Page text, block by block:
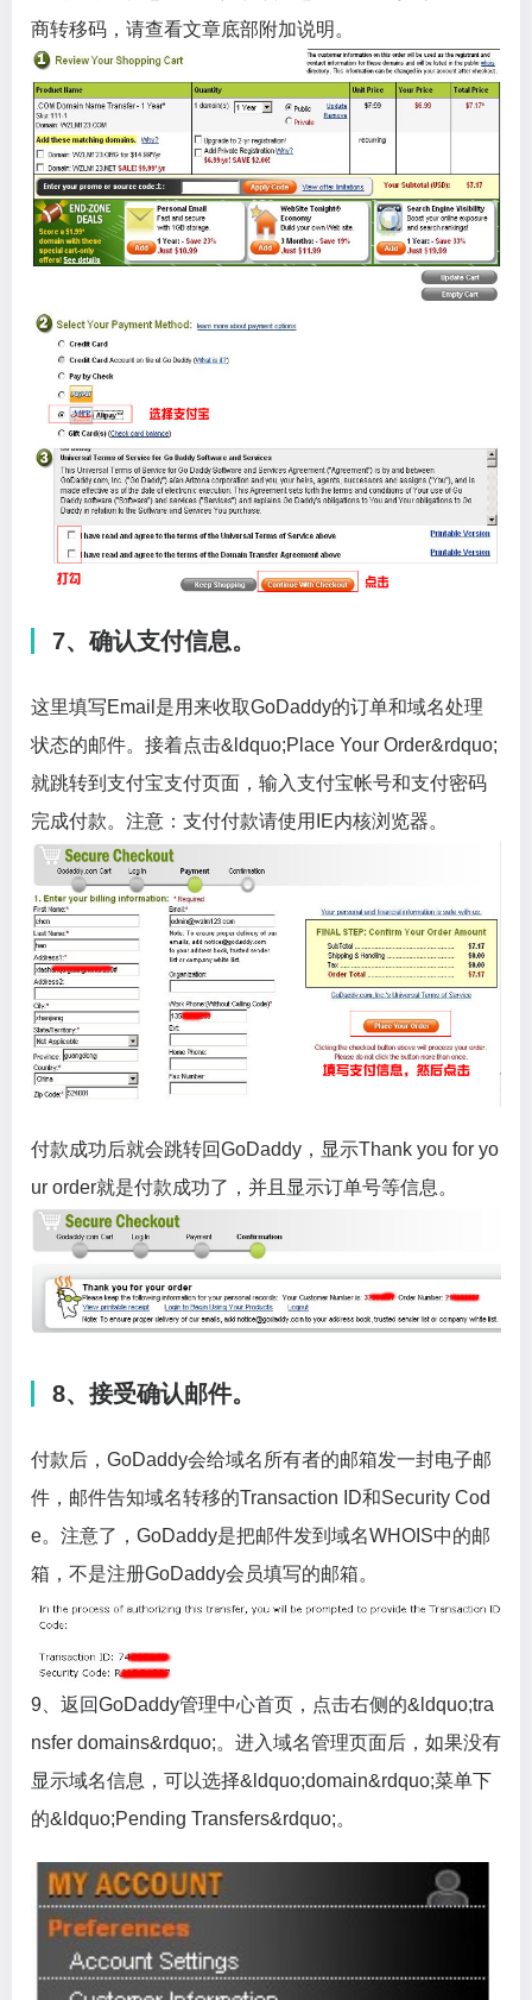
商转移码，请查看文章底部附加说明。
7、确认支付信息。
这里填写Email是用来收取GoDaddy的订单和域名处理
状态的邮件。接着点击&ldquo;Place Your Order&rdquo;
就跳转到支付宝支付页面，输入支付宝帐号和支付密码
完成付款。注意：支付付款请使用IE内核浏览器。
付款成功后就会跳转回GoDaddy，显示Thank you for yo
ur order就是付款成功了，并且显示订单号等信息。
8、接受确认邮件。
付款后，GoDaddy会给域名所有者的邮箱发一封电子邮
件，邮件告知域名转移的Transaction ID和Security Cod
e。注意了，GoDaddy是把邮件发到域名WHOIS中的邮
箱，不是注册GoDaddy会员填写的邮箱。
9、返回GoDaddy管理中心首页，点击右侧的&ldquo;tra
nsfer domains&rdquo;。进入域名管理页面后，如果没有
显示域名信息，可以选择&ldquo;domain&rdquo;菜单下
的&ldquo;Pending Transfers&rdquo;。